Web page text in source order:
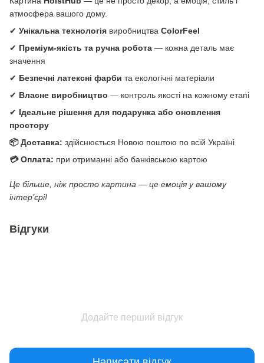
атмосфера вашого дому.
✔ Унікальна технологія виробництва ColorFeel
✔ Преміум-якість та ручна робота — кожна деталь має
значення
✔ Безпечні латексні фарби та екологічні матеріали
✔ Власне виробництво — контроль якості на кожному етапі
✔ Ідеальне рішення для подарунка або оновлення
простору
📦 Доставка: здійснюється Новою поштою по всій Україні
💳 Оплата: при отриманні або банківською картою
Це більше, ніж просто картина — це емоція у вашому
інтер’єрі!
Відгуки
Додайте перший відгук